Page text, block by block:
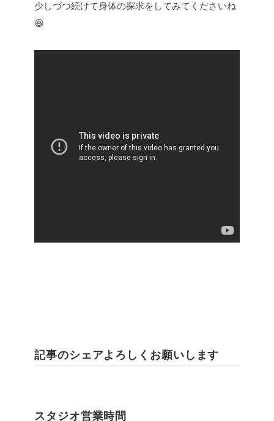
少しづつ続けて身体の探求をしてみてくださいね
😆
記事のシェアよろしくお願いします
スタジオ営業時間